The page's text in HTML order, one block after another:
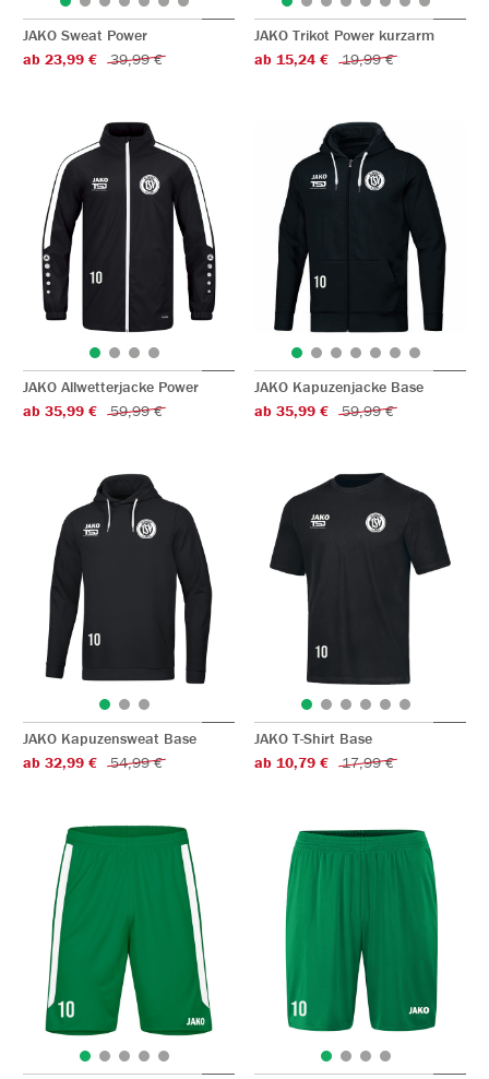
JAKO Sweat Power
ab 23,99 €
39,99 €
JAKO Trikot Power kurzarm
ab 15,24 €
19,99 €
JAKO Allwetterjacke Power
ab 35,99 €
59,99 €
JAKO Kapuzenjacke Base
ab 35,99 €
59,99 €
JAKO Kapuzensweat Base
ab 32,99 €
54,99 €
JAKO T-Shirt Base
ab 10,79 €
17,99 €